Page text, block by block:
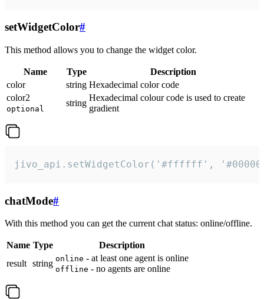
setWidgetColor#
This method allows you to change the widget color.
Name Type
Description
color
string Hexadecimal color code
color2
optional
string
Hexadecimal colour code is used to create
gradient
jivo_api.setWidgetColor('#ffffff',
chatMode#
With this method you can get the current chat status: online/offline.
Name Type
Description
result string online - at least one agent is online
offline - no agents are online